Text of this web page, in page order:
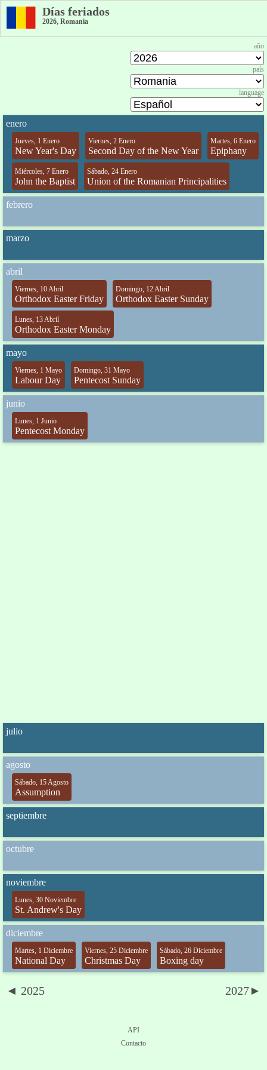
Días feriados
2026, Romania
año
país
language
enero
Jueves, 1 Enero
New Year's Day
Viernes, 2 Enero
Second Day of the New Year
Martes, 6 Enero
Epiphany
Miércoles, 7 Enero
John the Baptist
Sábado, 24 Enero
Union of the Romanian Principalities
febrero
marzo
abril
Viernes, 10 Abril
Orthodox Easter Friday
Domingo, 12 Abril
Orthodox Easter Sunday
Lunes, 13 Abril
Orthodox Easter Monday
mayo
Viernes, 1 Mayo
Labour Day
Domingo, 31 Mayo
Pentecost Sunday
junio
Lunes, 1 Junio
Pentecost Monday
julio
agosto
Sábado, 15 Agosto
Assumption
septiembre
octubre
noviembre
Lunes, 30 Noviembre
St. Andrew's Day
diciembre
Martes, 1 Diciembre
National Day
Viernes, 25 Diciembre
Christmas Day
Sábado, 26 Diciembre
Boxing day
◄ 2025 2027►
API
Contacto